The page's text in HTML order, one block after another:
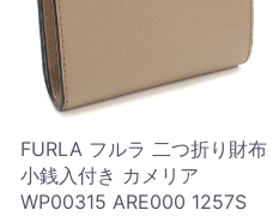
FURLA フルラ 二つ折り財布
小銭入付き カメリア
WP00315 ARE000 1257S